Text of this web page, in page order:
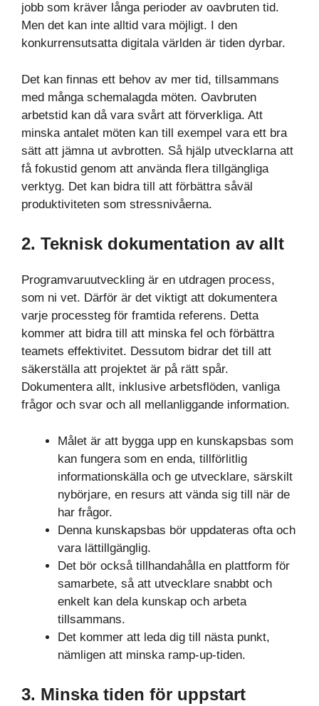
jobb som kräver långa perioder av oavbruten tid.
Men det kan inte alltid vara möjligt. I den
konkurrensutsatta digitala världen är tiden dyrbar.
Det kan finnas ett behov av mer tid, tillsammans
med många schemalagda möten. Oavbruten
arbetstid kan då vara svårt att förverkliga. Att
minska antalet möten kan till exempel vara ett bra
sätt att jämna ut avbrotten. Så hjälp utvecklarna att
få fokustid genom att använda flera tillgängliga
verktyg. Det kan bidra till att förbättra såväl
produktiviteten som stressnivåerna.
2. Teknisk dokumentation av allt
Programvaruutveckling är en utdragen process,
som ni vet. Därför är det viktigt att dokumentera
varje processteg för framtida referens. Detta
kommer att bidra till att minska fel och förbättra
teamets effektivitet. Dessutom bidrar det till att
säkerställa att projektet är på rätt spår.
Dokumentera allt, inklusive arbetsflöden, vanliga
frågor och svar och all mellanliggande information.
Målet är att bygga upp en kunskapsbas som
kan fungera som en enda, tillförlitlig
informationskälla och ge utvecklare, särskilt
nybörjare, en resurs att vända sig till när de
har frågor.
Denna kunskapsbas bör uppdateras ofta och
vara lättillgänglig.
Det bör också tillhandahålla en plattform för
samarbete, så att utvecklare snabbt och
enkelt kan dela kunskap och arbeta
tillsammans.
Det kommer att leda dig till nästa punkt,
nämligen att minska ramp-up-tiden.
3. Minska tiden för uppstart